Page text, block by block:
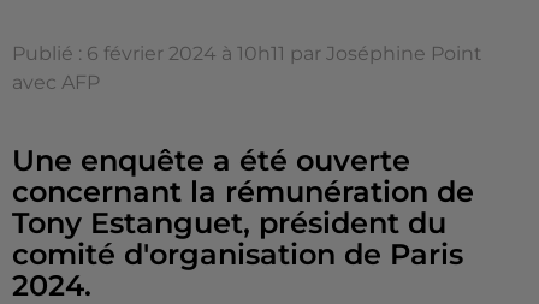
Publié : 6 février 2024 à 10h11 par Joséphine Point
avec AFP
Une enquête a été ouverte
concernant la rémunération de
Tony Estanguet, président du
comité d'organisation de Paris
2024.